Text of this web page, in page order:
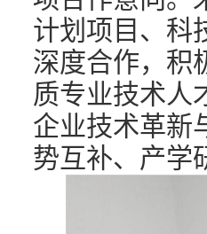
计划项目、科
深度合作，积
质专业技术人
企业技术革新
势互补、产学